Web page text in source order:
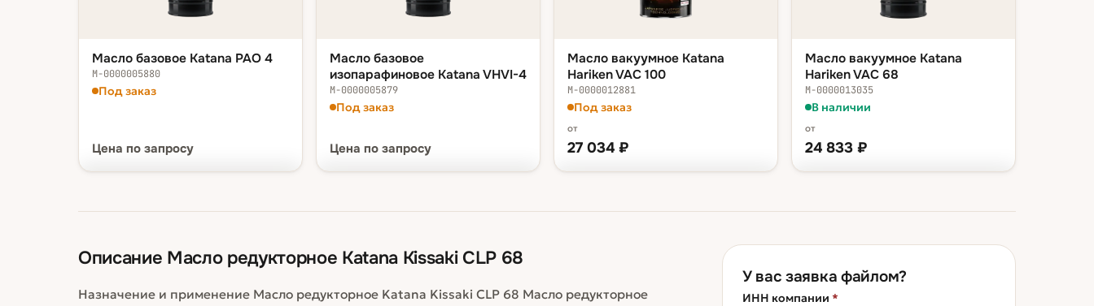
Масло базовое Katana PAO 4
М-0000005880
Под заказ
Цена по запросу
1 шт по запросу
Масло базовое
изопарафиновое Katana VHVI-4
М-0000005879
Под заказ
Цена по запросу
1 шт по запросу
Масло вакуумное Katana
Hariken VAC 100
М-0000012881
Под заказ
от
27 034 ₽
ведро 20 л 27 034 ₽
238 948 ₽
Масло вакуумное Katana
Hariken VAC 68
М-0000013035
В наличии
от
24 833 ₽
ведро 20 л 24 833 ₽
бочка 200 л 220 021 ₽
Описание Масло редукторное Katana Kissaki CLP 68
Назначение и применение Масло редукторное Katana Kissaki CLP 68 Масло редукторное
У вас заявка файлом?
ИНН компании *